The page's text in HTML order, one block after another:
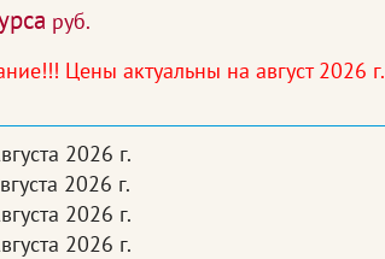
руб.
Цены актуальны на август 2026 г.
2026 г.
2026 г.
2026 г.
2026 г.